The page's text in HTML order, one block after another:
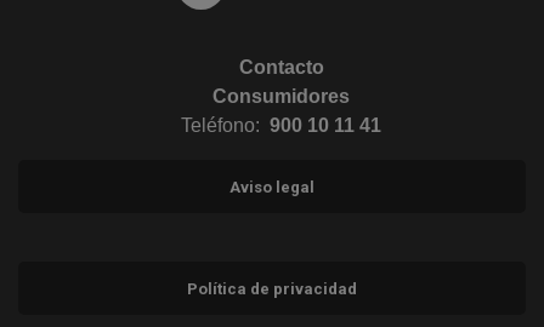
Contacto
Consumidores
Teléfono: 900 10 11 41
Aviso legal
Política de privacidad